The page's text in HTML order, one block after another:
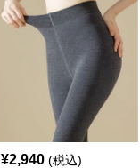
¥2,940 (税込)